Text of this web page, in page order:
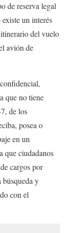
de reserva legal
un interés
del vuelo
avión de
que no tiene
de los
posea o
en un
que ciudadanos
cargos por
búsqueda y
con el